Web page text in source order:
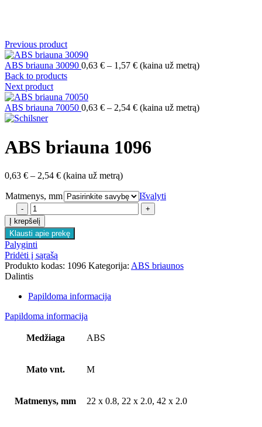
Previous product
ABS briauna 30090 0,63 € – 1,57 €Price
1,57 €
(kaina už metrą)
Back to products
Next product
ABS briauna 70050 0,63 € – 2,54 €Price
through
2,54 €
(kaina už metrą)
ABS briauna 1096
0,63 € – 2,54 €Price
0,63 €
through
2,54 €
(kaina už metrą)
Matmenys, mm
Išvalyti
produkto
kiekis:
ABS
briauna
1096
Į krepšelį
Klausti apie prekę
Palyginti
Pridėti į sąrašą
Produkto kodas: 1096 Kategorija: ABS briaunos
Dalintis
Papildoma informacija
Papildoma informacija
Medžiaga ABS
Mato vnt. M
Matmenys, mm 22 x 0.8, 22 x 2.0, 42 x 2.0